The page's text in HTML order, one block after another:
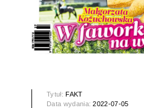
Tytuł:FAKT
Data wydania:2022-07-05